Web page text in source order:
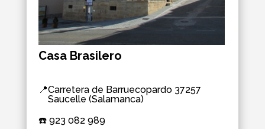
Casa Brasilero
📍Carretera de Barruecopardo 37257
Saucelle (Salamanca)
☎️ 923 082 989